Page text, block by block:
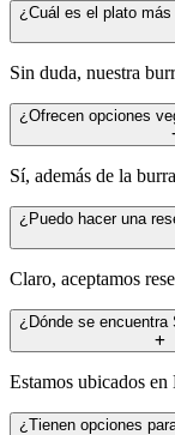
¿Cuál es el plato
Sin duda, nuestra
¿Ofrecen opciones
Sí, además de la
¿Puedo hacer una
Claro, aceptamos
¿Dónde se encuentra
Estamos ubicados
¿Tienen opciones